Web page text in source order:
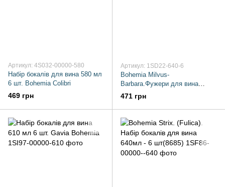
Артикул: 4S032-00000-580
Набір бокалів для вина 580 мл
6 шт. Bohemia Colibri
469 грн
Артикул: 1SD22-640-6
Bohemia Milvus-
Barbara.Фужери для вина
640мл - 6шт. (6166)
471 грн